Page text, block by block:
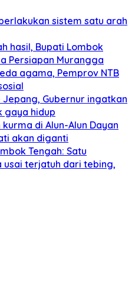
sistem satu arah
hasil, Bupati Lombok
Persiapan Murangga
agama, Pemprov NTB
Jepang, Gubernur ingatkan
gaya hidup
di Alun-Alun Dayan
akan diganti
Tengah: Satu
usai terjatuh dari tebing,